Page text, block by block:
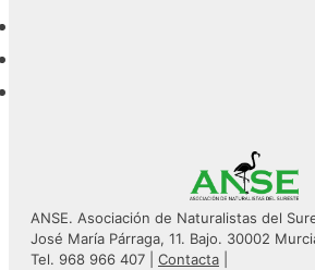
ANSE. Asociación de Naturalistas del
José María Párraga, 11. Bajo. 30002
Tel. 968 966 407 | Contacta